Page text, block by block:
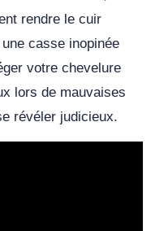
rendre le cuir
casse inopinée
votre chevelure
lors de mauvaises
révéler judicieux.